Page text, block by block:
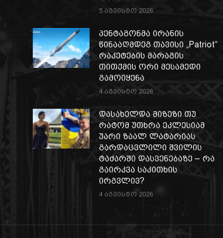
5 აგვისტო 2026
პენტაგონმა ირანის
წინააღმდეგ თავისი „Patriot“
რაკეტების მარაგის
თითქმის ორი მესამედი
გამოიყენა
4 აგვისტო 2026
დასახელდა მიზეზი თუ
რატომ უთხრა ეკლესიამ
უარი ზაალ ლატარიას
გარდაცვლილი შვილის
ტაძარში დასვენებაზე – რა
გაირკვა საკითხის
ირგვლივ?
4 აგვისტო 2026